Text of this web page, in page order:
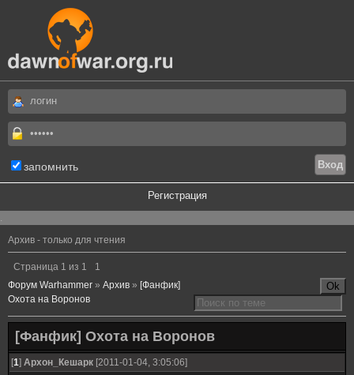
запомнить
Регистрация
.
Архив - только для чтения
Страница 1 из 1
1
Форум Warhammer » Архив » [Фанфик]
Охота на Воронов
[Фанфик] Охота на Воронов
[1] Архон_Кешарк [2011-01-04, 3:05:06]